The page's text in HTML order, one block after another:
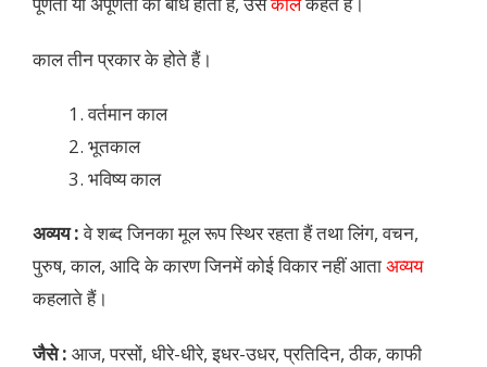
काल तीन प्रकार के होते हैं।
वर्तमान काल
भूतकाल
भविष्य काल
अव्यय :वे शब्द जिनका मूल रूप स्थिर रहता हैं तथा लिंग, वचन,
पुरुष, काल, आदि के कारण जिनमें कोई विकार नहीं आताअव्यय
कहलाते हैं।
जैसे : आज, परसों, धीरे-धीरे, इधर-उधर, प्रतिदिन, ठीक, काफी